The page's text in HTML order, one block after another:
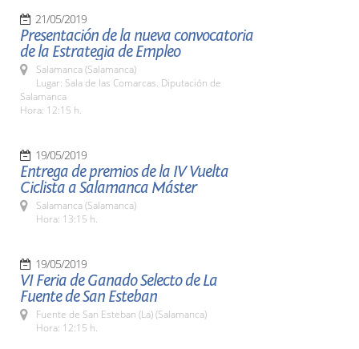
21/05/2019
Presentación de la nueva convocatoria
de la Estrategia de Empleo
Salamanca (Salamanca)
Lugar: Sala de las Comarcas. Diputación de
Salamanca
Hora: 12:15 h.
19/05/2019
Entrega de premios de la IV Vuelta
Ciclista a Salamanca Máster
Salamanca (Salamanca)
Hora: 13:15 h.
19/05/2019
VI Feria de Ganado Selecto de La
Fuente de San Esteban
Fuente de San Esteban (La) (Salamanca)
Hora: 12:15 h.